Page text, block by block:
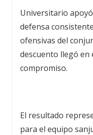
Universitario
defensa
ofensivas del
descuento llegó en
compromiso.
El resultado
para el equipo